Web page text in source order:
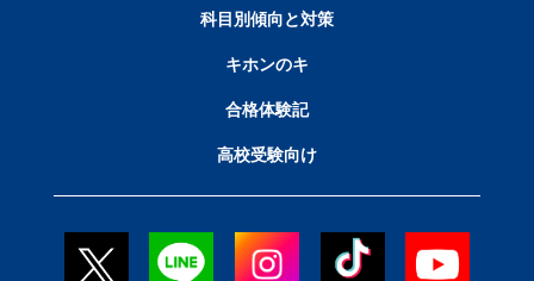
科目別傾向と対策
キホンのキ
合格体験記
高校受験向け